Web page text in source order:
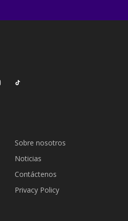
Sobre nosotros
Noticias
Contáctenos
Privacy Policy